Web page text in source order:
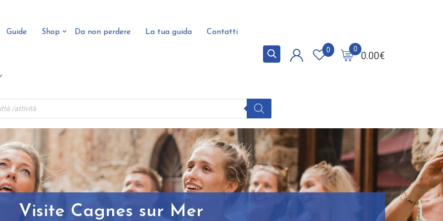
Guide Shop Da non perdere La tua guida Contatti
0.00€
0
0
Visite Cagnes sur Mer